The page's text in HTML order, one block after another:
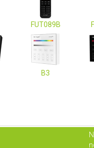
FUT089B
B3